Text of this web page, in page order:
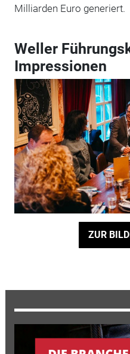
Milliarden Euro generiert.
Weller
Impressionen
ZUR